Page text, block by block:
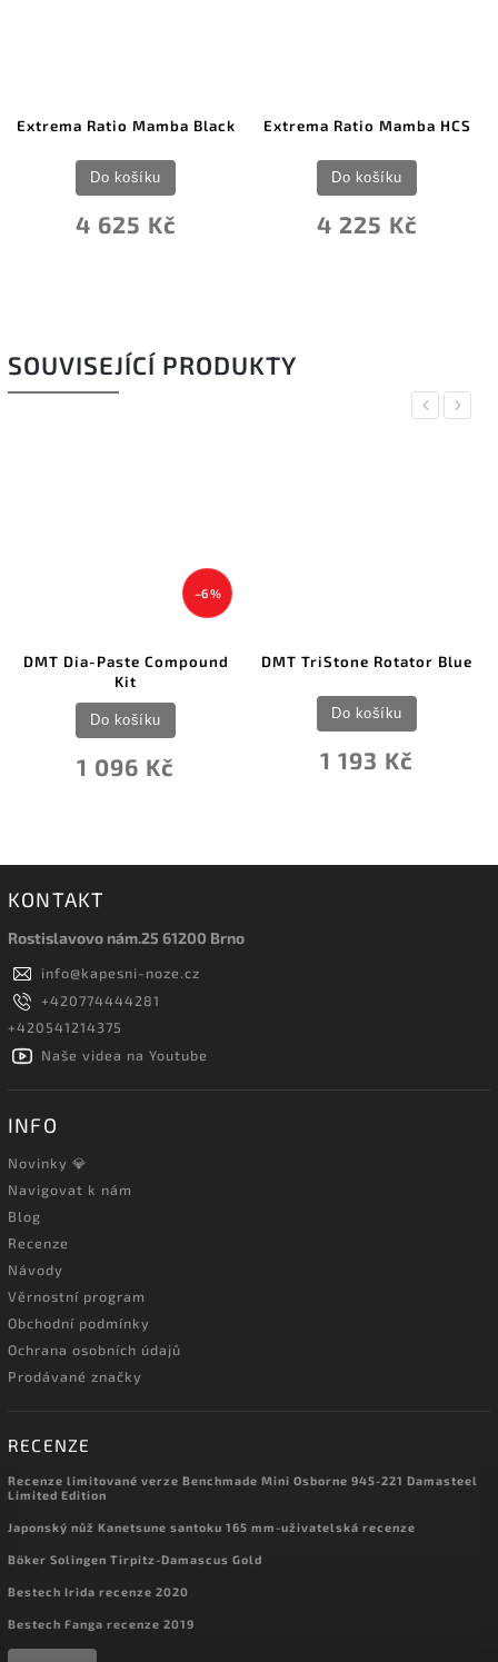
Extrema Ratio Mamba Black
4 625 Kč
Do košíku
Extrema Ratio Mamba HCS
4 225 Kč
Do košíku
SOUVISEJÍCÍ PRODUKTY
Previous
–6 %
DMT Dia-Paste Compound
Kit
1 096 Kč
Do košíku
DMT TriStone Rotator Blue
1 193 Kč
Do košíku
Next
KONTAKT
Rostislavovo nám.25 61200 Brno
info@kapesni-noze.cz
+420774444281
+420541214375
Naše videa na Youtube
INFO
Novinky 💎
Navigovat k nám
Blog
Recenze
Návody
Věrnostní program
Obchodní podmínky
Ochrana osobních údajů
Prodávané značky
RECENZE
Recenze limitované verze Benchmade Mini Osborne 945-221 Damasteel
Limited Edition
Japonský nůž Kanetsune santoku 165 mm-uživatelská recenze
Böker Solingen Tirpitz-Damascus Gold
Bestech Irida recenze 2020
Bestech Fanga recenze 2019